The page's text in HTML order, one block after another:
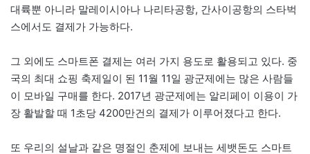
대륙뿐 아니라 말레이시아나 나리타공항, 간사이공항의 스타벅
스에서도 결제가 가능하다.
그 외에도 스마트폰 결제는 여러 가지 용도로 활용되고 있다. 중
국의 최대 쇼핑 축제일이 된 11월 11일 광군제에는 많은 사람들
이 모바일 구매를 한다. 2017년 광군제에는 알리페이 이용이 가
장 활발할 때 1초당 4200만건의 결제가 이루어졌다고 한다.
또 우리의 설날과 같은 명절인 춘제에 보내는 세뱃돈도 스마트